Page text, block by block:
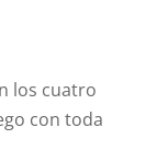
los cuatro
con toda